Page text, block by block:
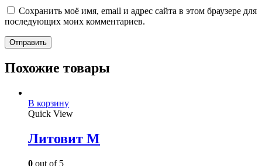
Сохранить моё имя, email и адрес сайта в этом браузере для
последующих моих комментариев.
Похожие товары
В корзину
Quick View
Литовит М
0 out of 5